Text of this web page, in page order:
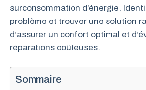
surconsommation d’énergie.
problème et trouver une solution
d’assurer un confort optimal et
réparations coûteuses.
Sommaire